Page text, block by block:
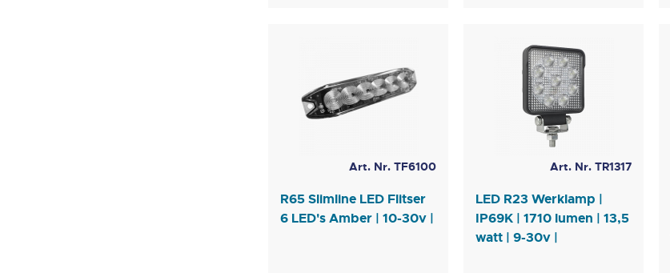
Art. Nr. TF6100
R65 Slimline LED Flitser
6 LED's Amber | 10-30v |
Art. Nr. TR1317
LED R23 Werklamp |
IP69K | 1710 lumen | 13,5
watt | 9-30v |